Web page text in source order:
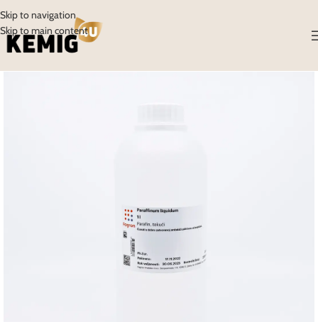
Skip to navigation
Skip to main content